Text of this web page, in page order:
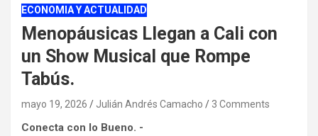
ECONOMIA Y ACTUALIDAD
Menopáusicas Llegan a Cali con
un Show Musical que Rompe
Tabús.
mayo 19, 2026 Julián Andrés Camacho 3 Comments
Conecta con lo Bueno. -